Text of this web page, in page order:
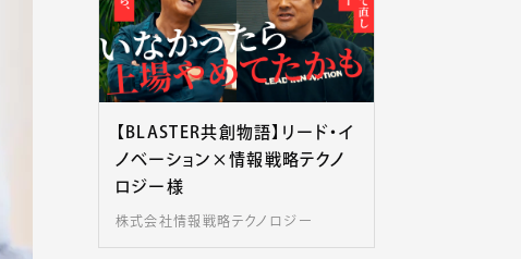
【BLASTER共創物語】リード・イ
ノベーション×情報戦略テクノ
ロジー様
株式会社情報戦略テクノロジー